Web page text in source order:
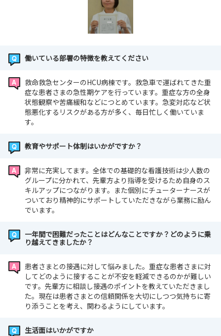
働いている部署の特徴を教えてください
救命救急センターのHCU病棟です。救急車で運ばれてきた重
症な患者さまの急性期ケアを行っています。重症な方の全身
状態観察や苦痛緩和などにつとめています。急変対応など状
態悪化するリスクがある方が多く、毎日忙しく働いていま
す。
教育やサポート体制はいかがですか？
非常に充実してます。全体での基礎的な看護技術は少人数の
グループに分かれて、先輩方より指導を受けるため自身のス
キルアップにつながります。また個別にチューターナースが
ついており精神的にサポートしていただきながら業務に励ん
でいます。
一年間で困難だったことはどんなことですか？どのように乗
り越えてきましたか？
患者さまとの接遇に対して悩みました。重症な患者さまに対
してどのように接することが不安を軽減できるのかが難しい
です。先輩方に相談し接遇のポイントを教えていただきまし
た。現在は患者さまとの信頼関係を大切にしつつ気持ちに寄
り添うことを考え、関わるようにしています。
生活面はいかがですか